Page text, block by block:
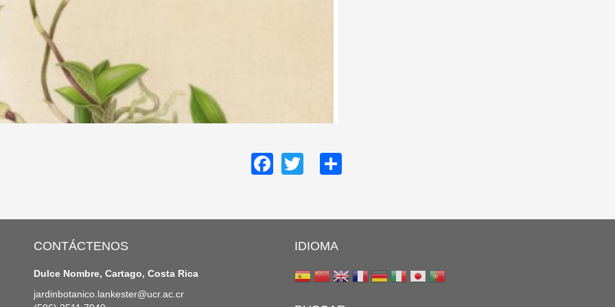
Facebook
TwitterShare
CONTÁCTENOS
Dulce Nombre, Cartago, Costa Rica
jardinbotanico.lankester@ucr.ac.cr
IDIOMA